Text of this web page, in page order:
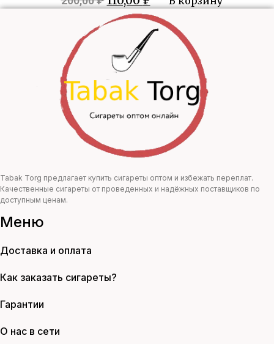
цена
составляла
200,00 ₽.
цена:
110,00 ₽.
Tabak Torg предлагает купить сигареты оптом и избежать переплат.
Качественные сигареты от проведенных и надёжных поставщиков по
доступным ценам.
Меню
Доставка и оплата
Как заказать сигареты?
Гарантии
О нас в сети